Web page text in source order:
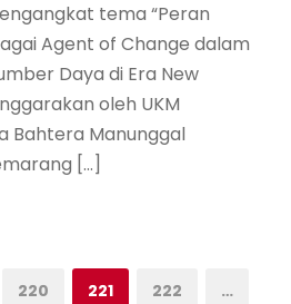
tema “Peran
Agent of Change dalam
Daya di Era New
oleh UKM
Bahtera Manunggal
[…]
220 221 222 …